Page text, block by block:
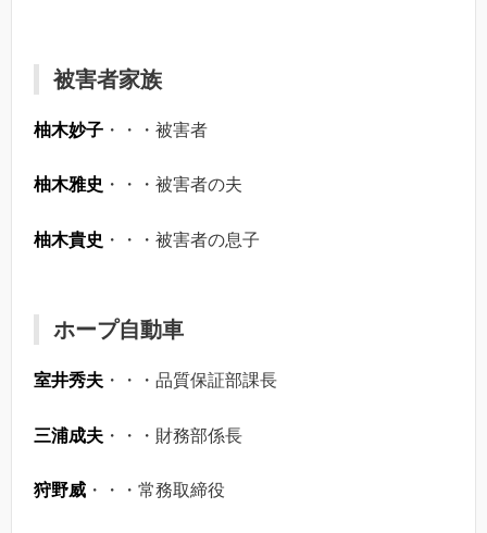
被害者家族
柚木妙子 ・・・被害者
柚木雅史 ・・・被害者の夫
柚木貴史 ・・・被害者の息子
ホープ自動車
室井秀夫 ・・・品質保証部課長
三浦成夫 ・・・財務部係長
狩野威 ・・・常務取締役